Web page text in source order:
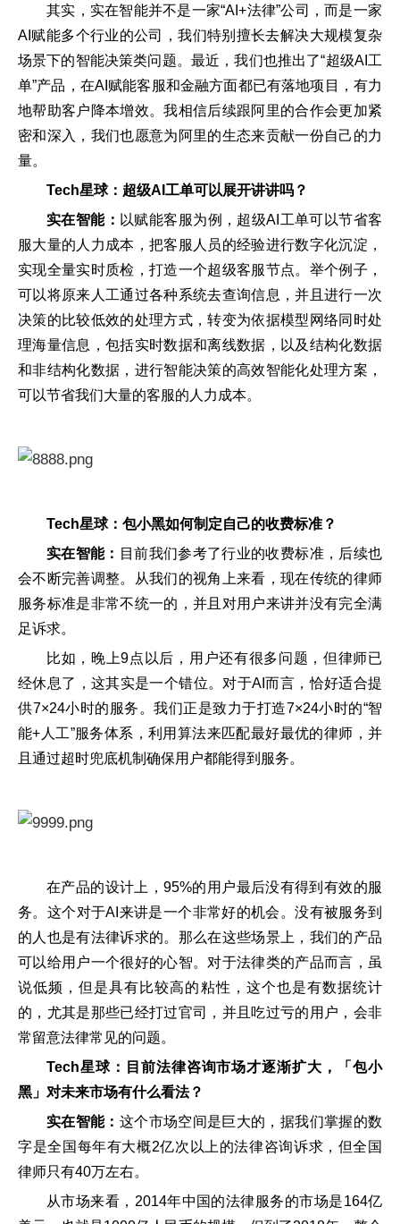
其实，实在智能并不是一家“AI+法律”公司，而是一家
AI赋能多个行业的公司，我们特别擅长去解决大规模复杂
场景下的智能决策类问题。最近，我们也推出了“超级AI工
单”产品，在AI赋能客服和金融方面都已有落地项目，有力
地帮助客户降本增效。我相信后续跟阿里的合作会更加紧
密和深入，我们也愿意为阿里的生态来贡献一份自己的力
量。
Tech星球：超级AI 工单可以展开讲讲吗？
实在智能： 以赋能客服为例，超级AI工单可以节省客
服大量的人力成本，把客服人员的经验进行数字化沉淀，
实现全量实时质检，打造一个超级客服节点。举个例子，
可以将原来人工通过各种系统去查询信息，并且进行一次
决策的比较低效的处理方式，转变为依据模型网络同时处
理海量信息，包括实时数据和离线数据，以及结构化数据
和非结构化数据，进行智能决策的高效智能化处理方案，
可以节省我们大量的客服的人力成本。
Tech星球：包小黑如何制定自己的收费标准？
实在智能： 目前我们参考了行业的收费标准，后续也
会不断完善调整。从我们的视角上来看，现在传统的律师
服务标准是非常不统一的，并且对用户来讲并没有完全满
足诉求。
比如，晚上9点以后，用户还有很多问题，但律师已
经休息了，这其实是一个错位。对于AI而言，恰好适合提
供7×24小时的服务。我们正是致力于打造7×24小时的“智
能+人工”服务体系，利用算法来匹配最好最优的律师，并
且通过超时兜底机制确保用户都能得到服务。
在产品的设计上，95%的用户最后没有得到有效的服
务。这个对于AI来讲是一个非常好的机会。没有被服务到
的人也是有法律诉求的。那么在这些场景上，我们的产品
可以给用户一个很好的心智。对于法律类的产品而言，虽
说低频，但是具有比较高的粘性，这个也是有数据统计
的，尤其是那些已经打过官司，并且吃过亏的用户，会非
常留意法律常见的问题。
Tech星球：目前法律咨询市场才逐渐扩大，「包小
黑」对未来市场有什么看法？
实在智能： 这个市场空间是巨大的，据我们掌握的数
字是全国每年有大概2亿次以上的法律咨询诉求，但全国
律师只有40万左右。
从市场来看，2014年中国的法律服务的市场是164亿